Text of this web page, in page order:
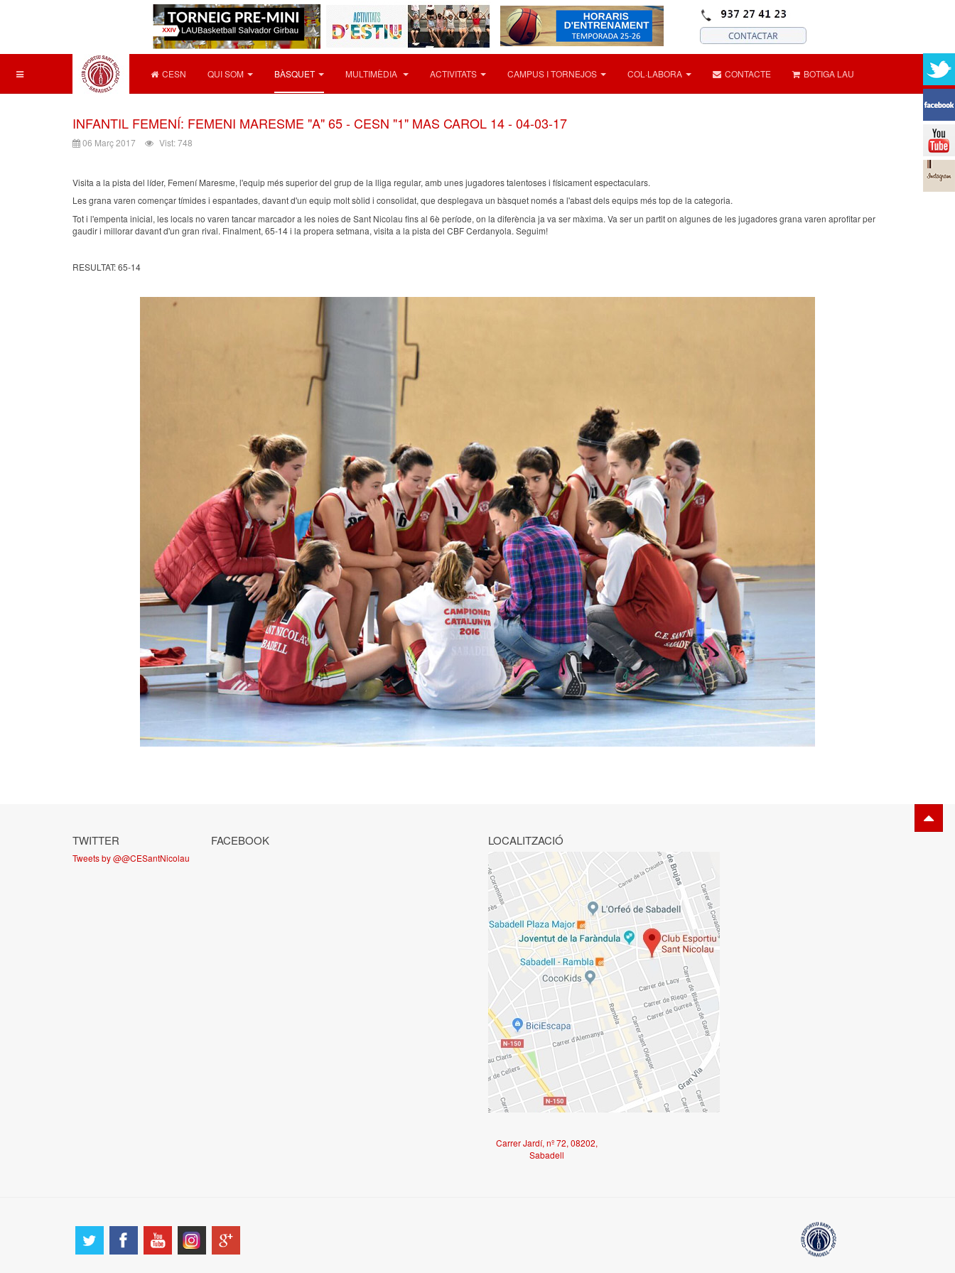
CESN QUI SOM BÀSQUET MULTIMÈDIA ACTIVITATS CAMPUS I TORNEJOS COL·LABORA CONTACTE BOTIGA LAU
INFANTIL FEMENÍ: FEMENI MARESME "A" 65 - CESN "1" MAS CAROL 14 - 04-03-17
06 Març 2017 Vist: 748
Visita a la pista del líder, Femení Maresme, l'equip més superior del grup de la lliga regular, amb unes jugadores talentoses i físicament espectaculars.
Les grana varen començar tímides i espantades, davant d'un equip molt sòlid i consolidat, que desplegava un bàsquet només a l'abast dels equips més top de la categoria.
Tot i l'empenta inicial, les locals no varen tancar marcador a les noies de Sant Nicolau fins al 6è període, on la diferència ja va ser màxima. Va ser un partit on algunes de les jugadores grana varen aprofitar per
gaudir i millorar davant d'un gran rival. Finalment, 65-14 i la propera setmana, visita a la pista del CBF Cerdanyola. Seguim!
RESULTAT: 65-14
TWITTER
Tweets by @@CESantNicolau
FACEBOOK LOCALITZACIÓ
Carrer Jardí, nº 72, 08202,
Sabadell